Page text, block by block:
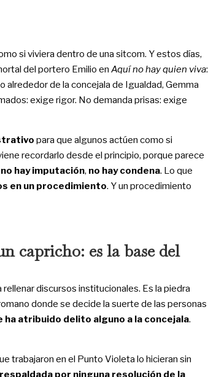
si viviera dentro de una sitcom. Y estos días,
del portero Emilio en Aquí no hay quien viva:
alrededor de la concejala de Igualdad, Gemma
exige rigor. No demanda prisas: exige
para que algunos actúen como si
recordarlo desde el principio, porque parece
no hay imputación, no hay condena. Lo que
en un procedimiento. Y un procedimiento
capricho: es la base del
discursos institucionales. Es la piedra
donde se decide la suerte de las personas
ha atribuido delito alguno a la concejala.
trabajaron en el Punto Violeta lo hicieran sin
por ninguna resolución de la